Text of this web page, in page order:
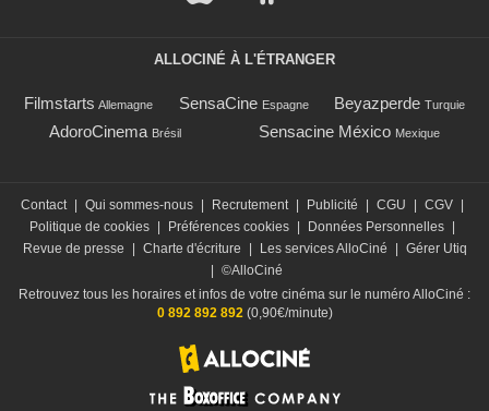
ALLOCINÉ À L'ÉTRANGER
Filmstarts Allemagne SensaCine Espagne Beyazperde Turquie
AdoroCinema Brésil Sensacine México Mexique
Contact Qui sommes-nous Recrutement Publicité CGU CGV
Politique de cookies
Préférences cookies Données Personnelles
Revue de presse
Charte d'écriture Les services AlloCiné
Gérer Utiq
©AlloCiné
Retrouvez tous les horaires et infos de votre cinéma sur le numéro AlloCiné :
0 892 892 892(0,90€/minute)